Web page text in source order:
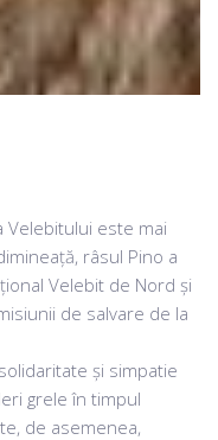
Velebitului este mai
râsul Pino a
Velebit de Nord și
de salvare de la
și simpatie
grele în timpul
de asemenea,